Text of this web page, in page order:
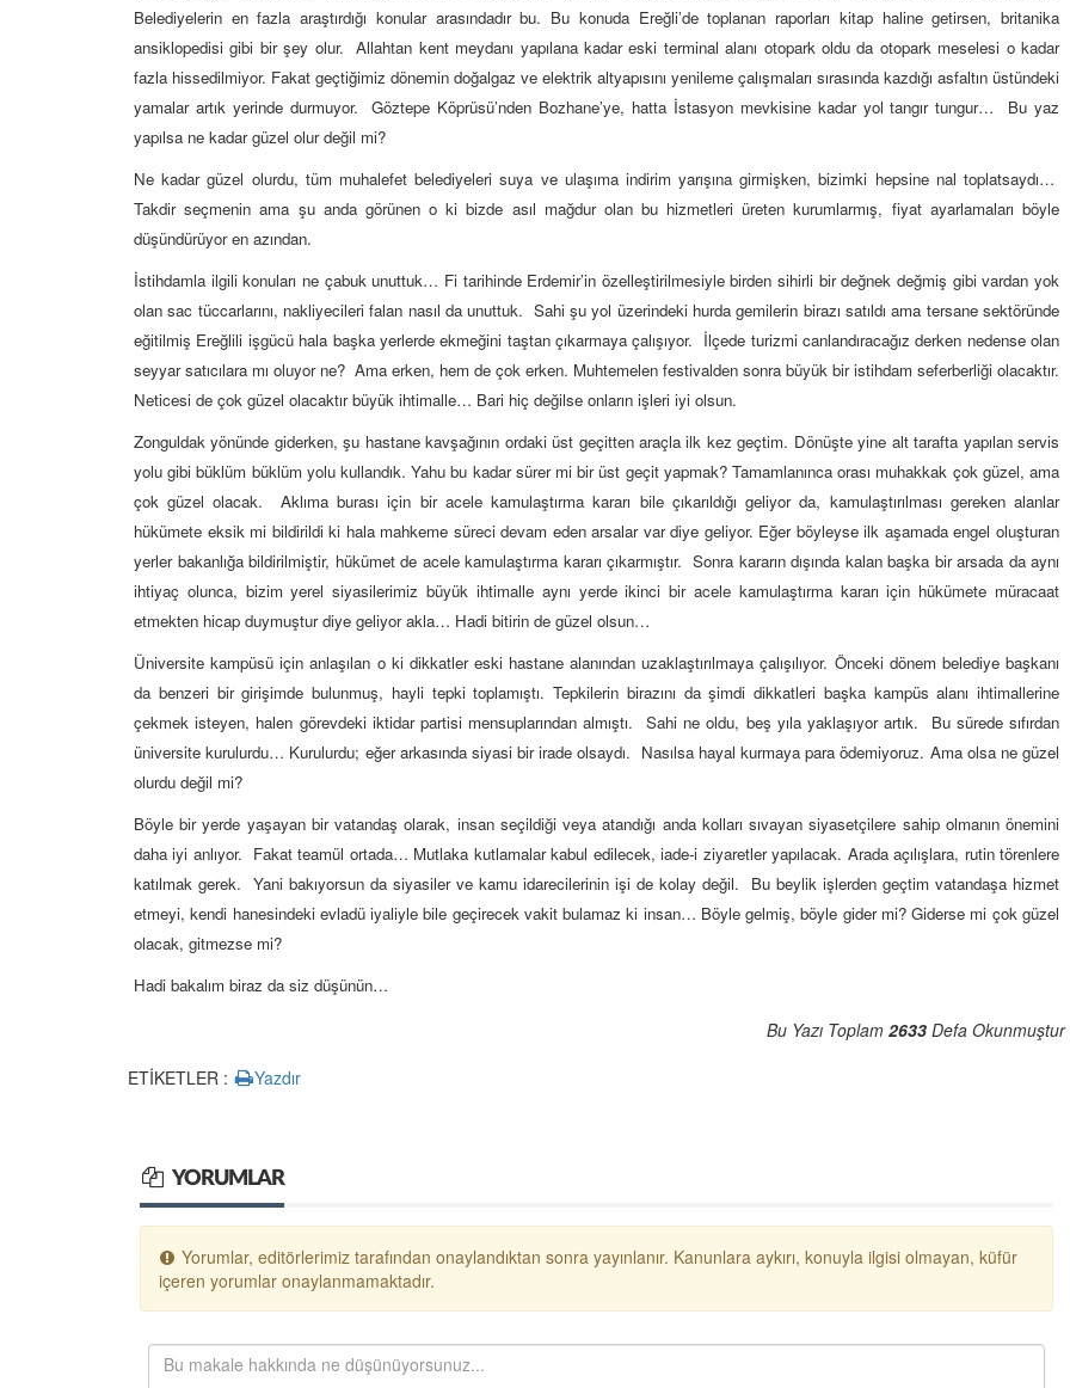
Belediyelerin en fazla araştırdığı konular arasındadır bu. Bu konuda Ereğli’de toplanan raporları kitap haline getirsen, britanika
ansiklopedisi gibi bir şey olur. Allahtan kent meydanı yapılana kadar eski terminal alanı otopark oldu da otopark meselesi o kadar
fazla hissedilmiyor. Fakat geçtiğimiz dönemin doğalgaz ve elektrik altyapısını yenileme çalışmaları sırasında kazdığı asfaltın üstündeki
yamalar artık yerinde durmuyor. Göztepe Köprüsü’nden Bozhane’ye, hatta İstasyon mevkisine kadar yol tangır tungur… Bu yaz
yapılsa ne kadar güzel olur değil mi?
Ne kadar güzel olurdu, tüm muhalefet belediyeleri suya ve ulaşıma indirim yarışına girmişken, bizimki hepsine nal toplatsaydı…
Takdir seçmenin ama şu anda görünen o ki bizde asıl mağdur olan bu hizmetleri üreten kurumlarmış, fiyat ayarlamaları böyle
düşündürüyor en azından.
İstihdamla ilgili konuları ne çabuk unuttuk… Fi tarihinde Erdemir’in özelleştirilmesiyle birden sihirli bir değnek değmiş gibi vardan yok
olan sac tüccarlarını, nakliyecileri falan nasıl da unuttuk. Sahi şu yol üzerindeki hurda gemilerin birazı satıldı ama tersane sektöründe
eğitilmiş Ereğlili işgücü hala başka yerlerde ekmeğini taştan çıkarmaya çalışıyor. İlçede turizmi canlandıracağız derken nedense olan
seyyar satıcılara mı oluyor ne? Ama erken, hem de çok erken. Muhtemelen festivalden sonra büyük bir istihdam seferberliği olacaktır.
Neticesi de çok güzel olacaktır büyük ihtimalle… Bari hiç değilse onların işleri iyi olsun.
Zonguldak yönünde giderken, şu hastane kavşağının ordaki üst geçitten araçla ilk kez geçtim. Dönüşte yine alt tarafta yapılan servis
yolu gibi büklüm büklüm yolu kullandık. Yahu bu kadar sürer mi bir üst geçit yapmak? Tamamlanınca orası muhakkak çok güzel, ama
çok güzel olacak. Aklıma burası için bir acele kamulaştırma kararı bile çıkarıldığı geliyor da, kamulaştırılması gereken alanlar
hükümete eksik mi bildirildi ki hala mahkeme süreci devam eden arsalar var diye geliyor. Eğer böyleyse ilk aşamada engel oluşturan
yerler bakanlığa bildirilmiştir, hükümet de acele kamulaştırma kararı çıkarmıştır. Sonra kararın dışında kalan başka bir arsada da aynı
ihtiyaç olunca, bizim yerel siyasilerimiz büyük ihtimalle aynı yerde ikinci bir acele kamulaştırma kararı için hükümete müracaat
etmekten hicap duymuştur diye geliyor akla… Hadi bitirin de güzel olsun…
Üniversite kampüsü için anlaşılan o ki dikkatler eski hastane alanından uzaklaştırılmaya çalışılıyor. Önceki dönem belediye başkanı
da benzeri bir girişimde bulunmuş, hayli tepki toplamıştı. Tepkilerin birazını da şimdi dikkatleri başka kampüs alanı ihtimallerine
çekmek isteyen, halen görevdeki iktidar partisi mensuplarından almıştı. Sahi ne oldu, beş yıla yaklaşıyor artık. Bu sürede sıfırdan
üniversite kurulurdu… Kurulurdu; eğer arkasında siyasi bir irade olsaydı. Nasılsa hayal kurmaya para ödemiyoruz. Ama olsa ne güzel
olurdu değil mi?
Böyle bir yerde yaşayan bir vatandaş olarak, insan seçildiği veya atandığı anda kolları sıvayan siyasetçilere sahip olmanın önemini
daha iyi anlıyor. Fakat teamül ortada… Mutlaka kutlamalar kabul edilecek, iade-i ziyaretler yapılacak. Arada açılışlara, rutin törenlere
katılmak gerek. Yani bakıyorsun da siyasiler ve kamu idarecilerinin işi de kolay değil. Bu beylik işlerden geçtim vatandaşa hizmet
etmeyi, kendi hanesindeki evladü iyaliyle bile geçirecek vakit bulamaz ki insan… Böyle gelmiş, böyle gider mi? Giderse mi çok güzel
olacak, gitmezse mi?
Hadi bakalım biraz da siz düşünün…
Bu Yazı Toplam 2633 Defa Okunmuştur
ETİKETLER :
Yazdır
YORUMLAR
Yorumlar, editörlerimiz tarafından onaylandıktan sonra yayınlanır. Kanunlara aykırı, konuyla ilgisi olmayan, küfür
içeren yorumlar onaylanmamaktadır.
Konuk Yazar
Temiz enerji ve gelecek
mücadelesi
Uğuralp CİVELEK
Özkan Doğan